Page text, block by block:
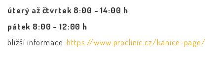
úterý až čtvrtek 8:00 - 14:00 h
pátek 8:00 - 12:00 h
bližší informace:https://www.proclinic.cz/kanice-page/